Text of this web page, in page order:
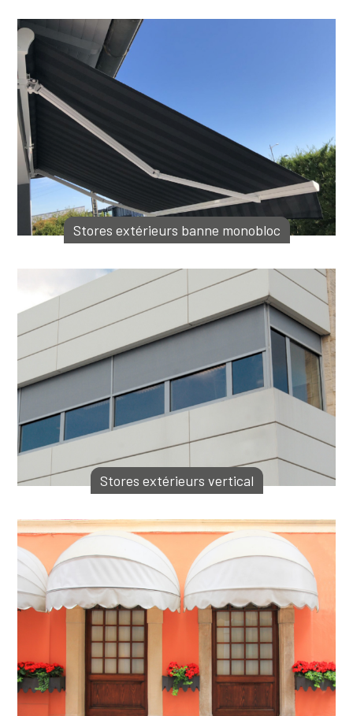
Stores extérieurs banne monobloc
Stores extérieurs vertical